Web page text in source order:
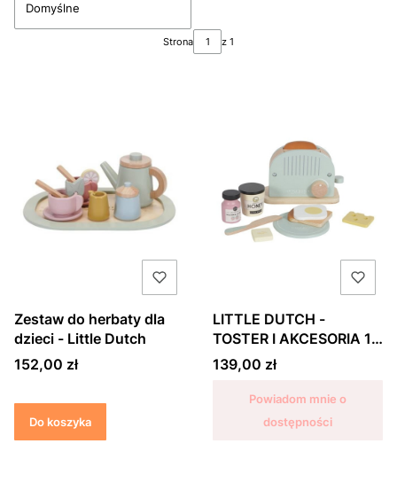
Domyślne
Strona z 1
Zestaw do herbaty dla
dzieci - Little Dutch
Cena
152,00 zł
Do koszyka
LITTLE DUTCH -
TOSTER I AKCESORIA 10
SZT
Cena
139,00 zł
Powiadom mnie o
dostępności